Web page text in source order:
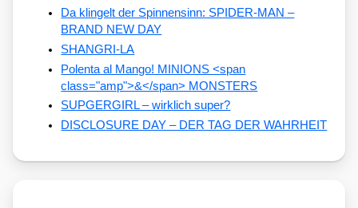
Da klingelt der Spinnensinn: SPIDER-MAN –
BRAND NEW DAY
SHANGRI-LA
Polenta al Mango! MINIONS <span
class="amp">&</span> MONSTERS
SUPGERGIRL – wirklich super?
DISCLOSURE DAY – DER TAG DER WAHRHEIT